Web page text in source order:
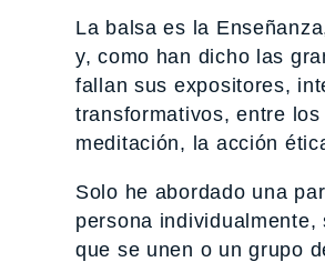
La balsa es la
y, como han dicho las
fallan sus expositores,
transformativos, entre
meditación, la acción
Solo he abordado una
persona
que se unen o un grupo